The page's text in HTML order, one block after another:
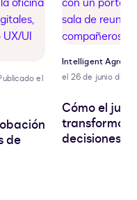
el
de
Intelligent
el 26 de junio de
Cómo el
transformó
decisiones